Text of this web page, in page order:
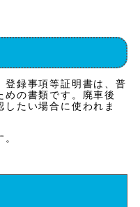
登録事項等証明書は、普
めの書類です。廃車後
たい場合に使われま